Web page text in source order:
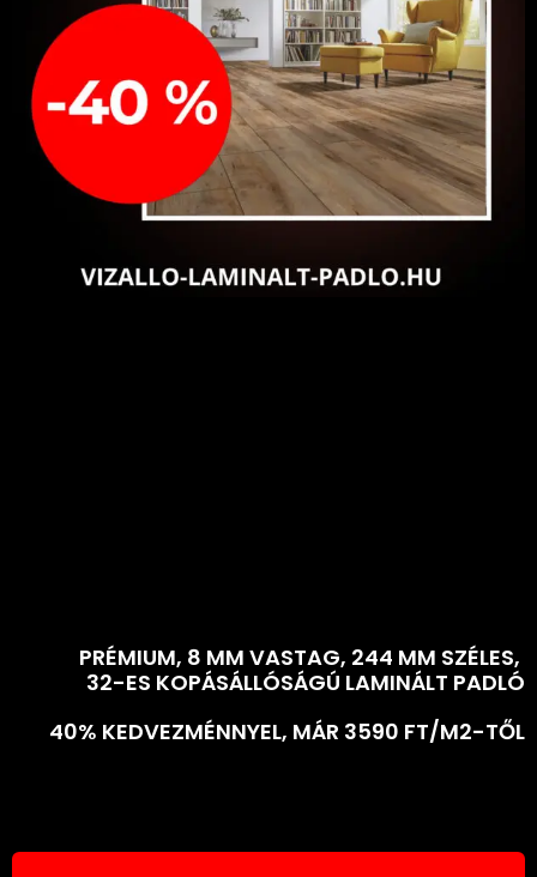
PRÉMIUM, 8 MM VASTAG, 244 MM SZÉLES,
32-ES KOPÁSÁLLÓSÁGÚ LAMINÁLT PADLÓ
40% KEDVEZMÉNNYEL, MÁR 3590 FT/M2-TŐL